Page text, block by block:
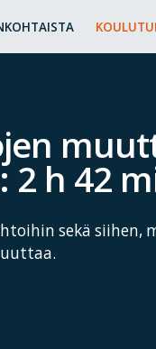
2 h 42
sekä siihen,